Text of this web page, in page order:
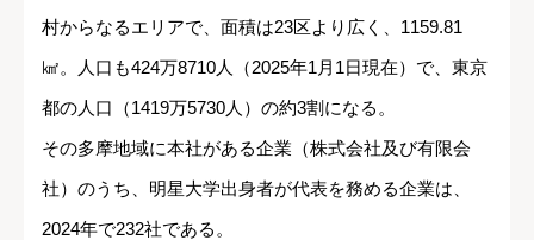
村からなるエリアで、面積は23区より広く、1159.81
㎢。人口も424万8710人（2025年1月1日現在）で、東京
都の人口（1419万5730人）の約3割になる。
その多摩地域に本社がある企業（株式会社及び有限会
社）のうち、明星大学出身者が代表を務める企業は、
2024年で232社である。